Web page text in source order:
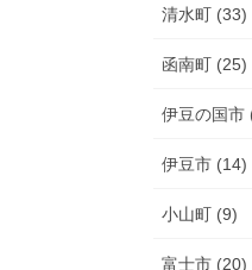
清水町 (33)
函南町 (25)
伊豆の国市
伊豆市 (14)
小山町 (9)
富士市 (20)